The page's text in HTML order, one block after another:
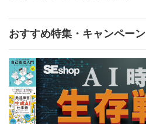
おすすめ特集・キャンペーン